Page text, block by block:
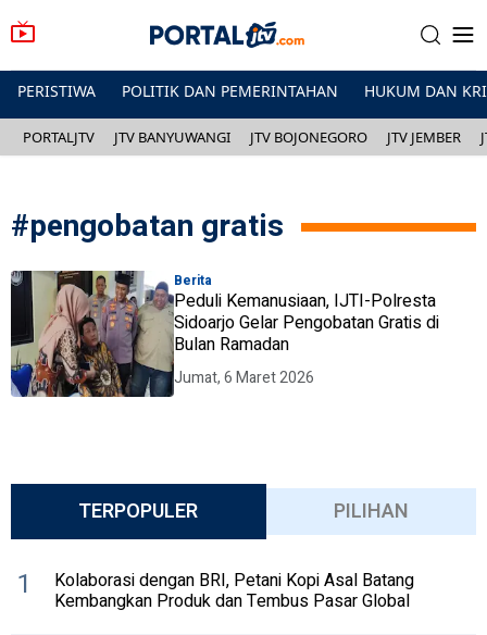
PERISTIWA POLITIK DAN PEMERINTAHAN HUKUM DAN
PORTALJTV JTV BANYUWANGI JTV BOJONEGORO JTV JEMBER
#pengobatan gratis
Berita
Peduli Kemanusiaan, IJTI-Polresta
Sidoarjo Gelar Pengobatan Gratis di
Bulan Ramadan
Jumat, 6 Maret 2026
TERPOPULER PILIHAN
1 Kolaborasi dengan BRI, Petani Kopi Asal Batang
Kembangkan Produk dan Tembus Pasar Global